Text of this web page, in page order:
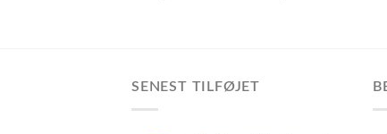
SENEST TILFØJET